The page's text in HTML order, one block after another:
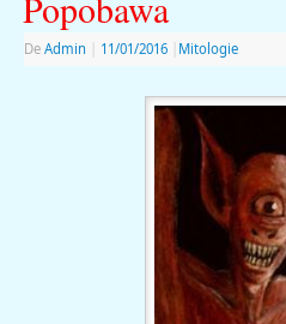
De Admin 11/01/2016 Mitologie